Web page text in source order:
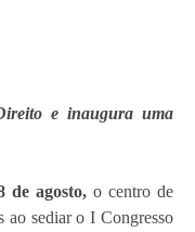
e inaugura uma
de agosto, o centro de
ao sediar o I Congresso